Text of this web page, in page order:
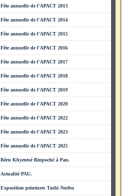
Fête annuelle de l'APACT 2013
Fête annuelle de l'APACT 2014
Fête annuelle de l'APACT 2015
Fête annuelle de l'APACT 2016
Fête annuelle de l'APACT 2017
Fête annuelle de l'APACT 2018
Fête annuelle de l'APACT 2019
Fête annuelle de l'APACT 2020
Fête annuelle de l'APACT 2022
Fête annuelle de l'APACT 2023
Fête annuelle de l'APACT 2025
Béru Khyentsé Rinpoché à Pau.
Actualité PAU.
Exposition peintures Tashi Norbu